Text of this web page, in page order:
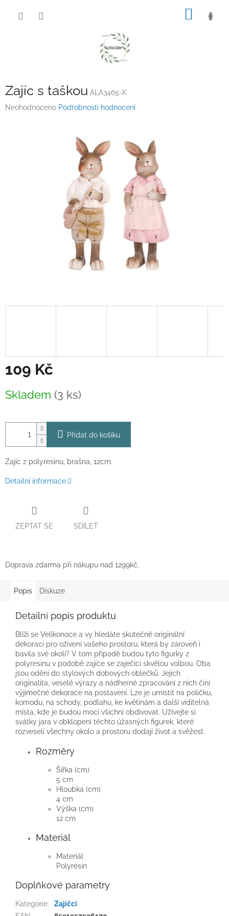
Zajíc s taškou ALA3465-K
Průměrné
Neohodnoceno Podrobnosti hodnocení
109 Kč
cena:
Skladem (3 ks)
Přidat do košíku
Zajíc z polyresinu, brašna, 12cm.
Detailní informace
ZEPTAT SE SDÍLET
Doprava zdarma při nákupu nad 1299kč.
Popis Diskuze
Detailní popis produktu
Blíží se Velikonoce a vy hledáte skutečně originální
dekoraci pro oživení vašeho prostoru, která by zároveň i
bavila své okolí? V tom případě budou tyto figurky z
polyresinu v podobě zajíce se zaječicí skvělou volbou. Oba
jsou oděni do stylových dobových oblečků. Jejich
originalita, veselé výrazy a nádherné zpracování z nich činí
výjimečné dekorace na postavení. Lze je umístit na poličku,
komodu, na schody, podlahu, ke květinám a další viditelná
místa, kde je budou moci všichni obdivovat. Užívejte si
svátky jara v obklopení těchto úžasných figurek, které
rozveselí všechny okolo a prostoru dodají život a svěžest.
Rozměry
Šířka (cm)
5 cm
Hloubka (cm)
4 cm
Výška (cm)
12 cm
Materiál
Materiál
Polyresin
Doplňkové parametry
Kategorie:
Zajíčci